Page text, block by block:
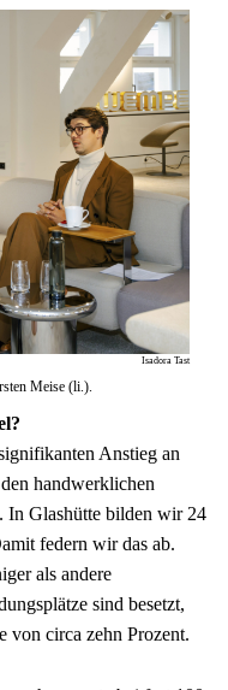
Isadora Tast
Meise (li.).
Anstieg an
handwerklichen
In Glashütte bilden wir 24
federn wir das ab.
als andere
sind besetzt,
von circa zehn Prozent.